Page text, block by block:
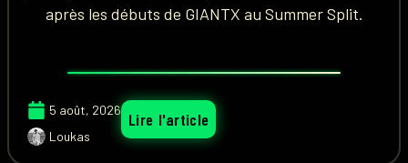
après les débuts de GIANTX au Summer Split.
5 août, 2026
Loukas
Lire l'article